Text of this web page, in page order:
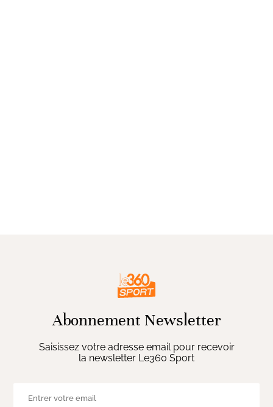
Abonnement Newsletter
Saisissez votre adresse email pour recevoir
la newsletter Le360 Sport